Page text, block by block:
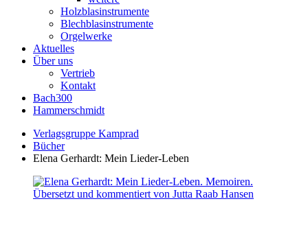
Holzblasinstrumente
Blechblasinstrumente
Orgelwerke
Aktuelles
Über uns
Vertrieb
Kontakt
Bach300
Hammerschmidt
Verlagsgruppe Kamprad
Bücher
Elena Gerhardt: Mein Lieder-Leben